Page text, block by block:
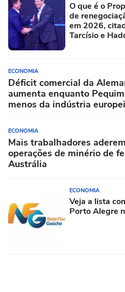
O que é o
de
em 2026,
Tarcísio e
ECONOMIA
Déficit comercial da
aumenta enquanto
menos da indústria
ECONOMIA
Mais trabalhadores
operações de minério de
Austrália
ECONOMIA
Veja a lista
Porto Alegre